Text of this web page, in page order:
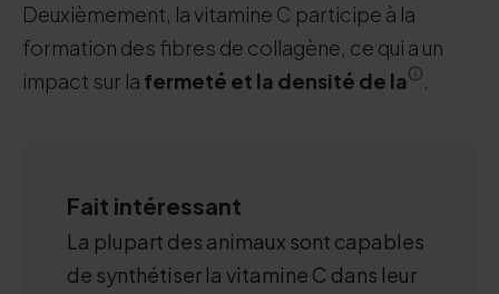
Deuxièmement, la vitamine C participe à la
formation des fibres de collagène, ce qui a un
impact sur la fermeté et la densité de la .
Fait intéressant
La plupart des animaux sont capables
de synthétiser la vitamine C dans leur